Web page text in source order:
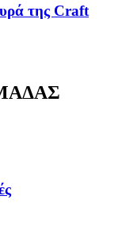
της Craft